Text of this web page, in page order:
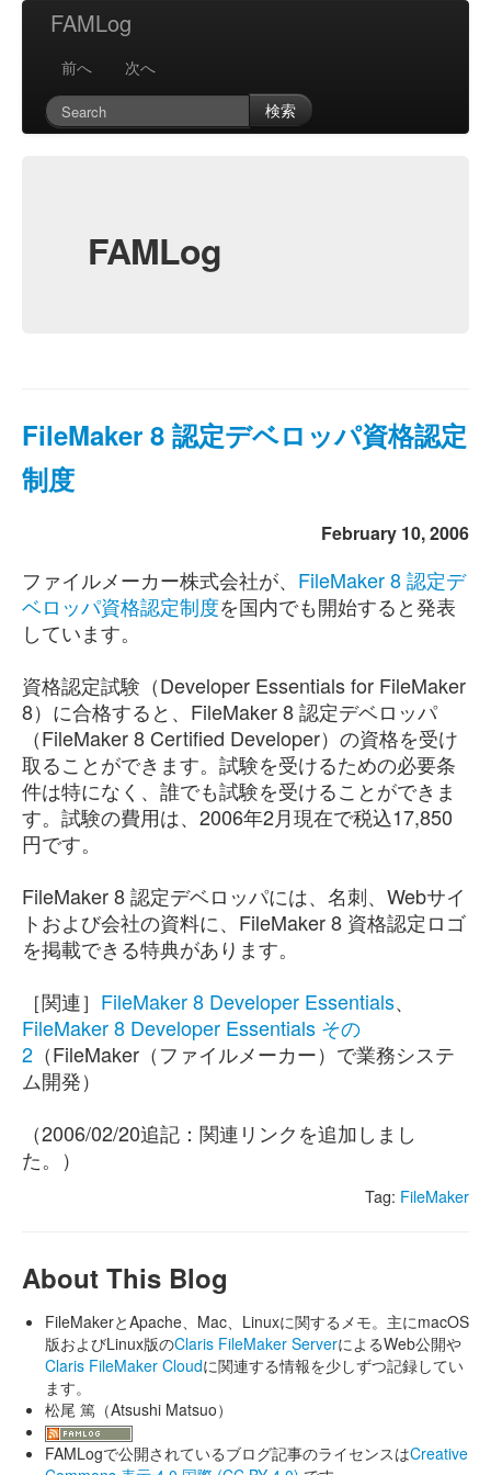
FAMLog
前へ
次へ
検索
FAMLog
FileMaker 8 認定デベロッパ資格認定
制度
February 10, 2006
ファイルメーカー株式会社が、 FileMaker 8 認定デ
ベロッパ資格認定制度を国内でも開始すると発表
しています。
資格認定試験（Developer Essentials for FileMaker
8）に合格すると、FileMaker 8 認定デベロッパ
（FileMaker 8 Certified Developer）の資格を受け
取ることができます。試験を受けるための必要条
件は特になく、誰でも試験を受けることができま
す。試験の費用は、2006年2月現在で税込17,850
円です。
FileMaker 8 認定デベロッパには、名刺、Webサイ
トおよび会社の資料に、FileMaker 8 資格認定ロゴ
を掲載できる特典があります。
［関連］ FileMaker 8 Developer Essentials、
FileMaker 8 Developer Essentials その
2 （FileMaker（ファイルメーカー）で業務システ
ム開発）
（2006/02/20追記：関連リンクを追加しまし
た。）
Tag: FileMaker
About This Blog
FileMakerとApache、Mac、Linuxに関するメモ。主にmacOS
版およびLinux版のClaris FileMaker ServerによるWeb公開や
Claris FileMaker Cloudに関連する情報を少しずつ記録してい
ます。
松尾 篤（Atsushi Matsuo）
FAMLogで公開されているブログ記事のライセンスはCreative